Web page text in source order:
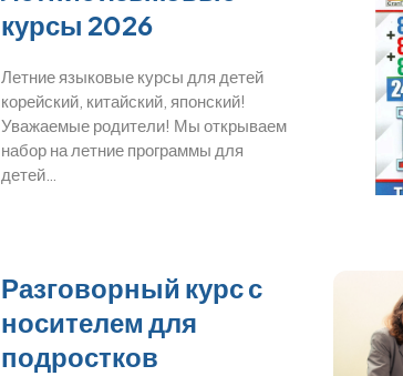
курсы 2026
Летние языковые курсы для детей
корейский, китайский, японский!
Уважаемые родители! Мы открываем
набор на летние программы для
детей…
Разговорный курс с
носителем для
подростков